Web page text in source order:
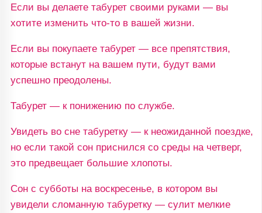
Если вы делаете табурет своими руками — вы
хотите изменить что-то в вашей жизни.
Если вы покупаете табурет — все препятствия,
которые встанут на вашем пути, будут вами
успешно преодолены.
Табурет — к понижению по службе.
Увидеть во сне табуретку — к неожиданной поездке,
но если такой сон приснился со среды на четверг,
это предвещает большие хлопоты.
Сон с субботы на воскресенье, в котором вы
увидели сломанную табуретку — сулит мелкие